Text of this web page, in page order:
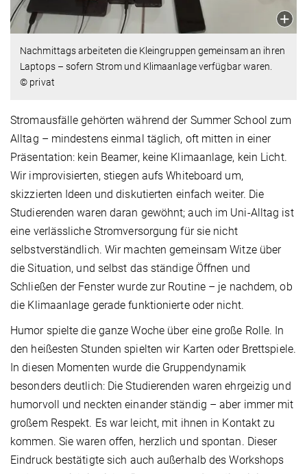
Nachmittags arbeiteten die Kleingruppen gemeinsam an ihren
Laptops – sofern Strom und Klimaanlage verfügbar waren.
© privat
Stromausfälle gehörten während der Summer School zum
Alltag – mindestens einmal täglich, oft mitten in einer
Präsentation: kein Beamer, keine Klimaanlage, kein Licht.
Wir improvisierten, stiegen aufs Whiteboard um,
skizzierten Ideen und diskutierten einfach weiter. Die
Studierenden waren daran gewöhnt; auch im Uni-Alltag ist
eine verlässliche Stromversorgung für sie nicht
selbstverständlich. Wir machten gemeinsam Witze über
die Situation, und selbst das ständige Öffnen und
Schließen der Fenster wurde zur Routine – je nachdem, ob
die Klimaanlage gerade funktionierte oder nicht.
Humor spielte die ganze Woche über eine große Rolle. In
den heißesten Stunden spielten wir Karten oder Brettspiele.
In diesen Momenten wurde die Gruppendynamik
besonders deutlich: Die Studierenden waren ehrgeizig und
humorvoll und neckten einander ständig – aber immer mit
großem Respekt. Es war leicht, mit ihnen in Kontakt zu
kommen. Sie waren offen, herzlich und spontan. Dieser
Eindruck bestätigte sich auch außerhalb des Workshops